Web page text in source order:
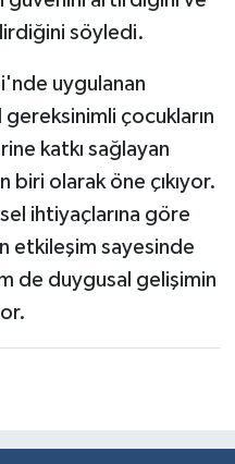
söyledi.
uygulanan
çocukların
katkı sağlayan
olarak öne çıkıyor.
ihtiyaçlarına göre
etkileşim sayesinde
de duygusal gelişimin